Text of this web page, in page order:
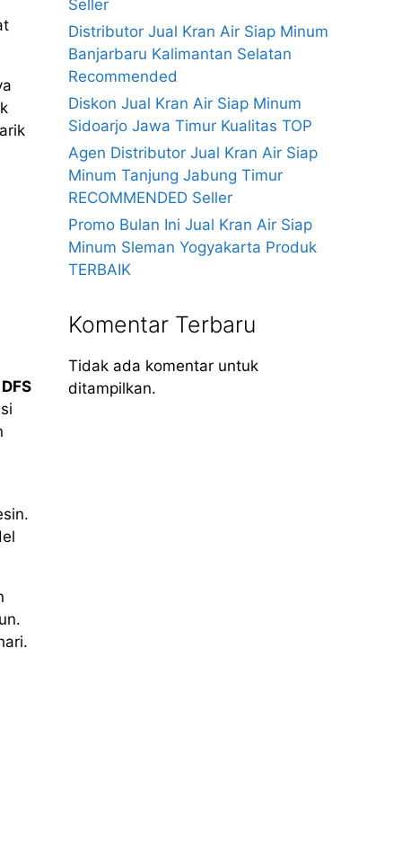
DFS
Seller
Distributor Jual Kran Air Siap Minum
Banjarbaru Kalimantan Selatan
Recommended
Diskon Jual Kran Air Siap Minum
Sidoarjo Jawa Timur Kualitas TOP
Agen Distributor Jual Kran Air Siap
Minum Tanjung Jabung Timur
RECOMMENDED Seller
Promo Bulan Ini Jual Kran Air Siap
Minum Sleman Yogyakarta Produk
TERBAIK
Komentar Terbaru
Tidak ada komentar untuk
ditampilkan.